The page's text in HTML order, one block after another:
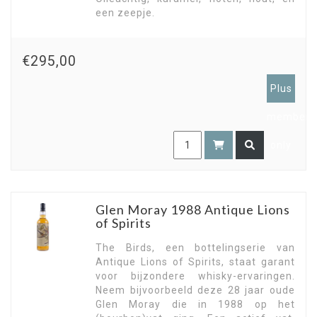
een zeepje.
€295,00
Plus
Glen Moray 1988 Antique Lions
of Spirits
The Birds, een bottelingserie van
Antique Lions of Spirits, staat garant
voor bijzondere whisky-ervaringen.
Neem bijvoorbeeld deze 28 jaar oude
Glen Moray die in 1988 op het